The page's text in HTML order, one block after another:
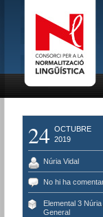
24 OCTUBRE
2019
Núria Vidal
No hi ha
Elemental 3 Núria,
General